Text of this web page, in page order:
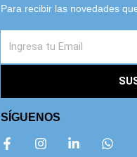
Para recibir las novedades
SÍGUENOS